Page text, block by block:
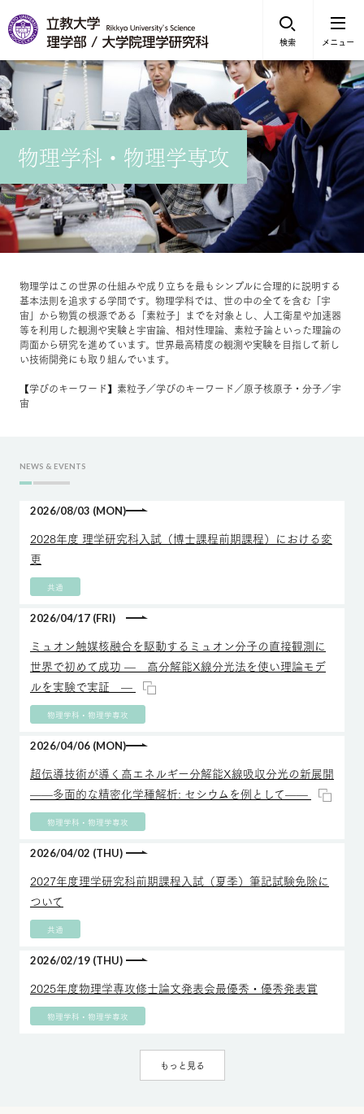
検索 メニュー
物理学科・物理学専攻
物理学はこの世界の仕組みや成り立ちを最もシンプルに合理的に説明する
基本法則を追求する学問です。物理学科では、世の中の全てを含む「宇
宙」から物質の根源である「素粒子」までを対象とし、人工衛星や加速器
等を利用した観測や実験と宇宙論、相対性理論、素粒子論といった理論の
両面から研究を進めています。世界最高精度の観測や実験を目指して新し
い技術開発にも取り組んでいます。
【学びのキーワード】素粒子／学びのキーワード／原子核原子・分子／宇
宙
NEWS & EVENTS
2028年度 理学研究科入試（博士課程前期課程）における変
更
共通
2026/08/03 (MON)
ミュオン触媒核融合を駆動するミュオン分子の直接観測に
世界で初めて成功 — 高分解能X線分光法を使い理論モデ
ルを実験で実証 —
物理学科・物理学専攻
2026/04/17 (FRI)
超伝導技術が導く高エネルギー分解能X線吸収分光の新展開
——多面的な精密化学種解析: セシウムを例として——
物理学科・物理学専攻
2026/04/06 (MON)
2027年度理学研究科前期課程入試（夏季）筆記試験免除に
ついて
共通
2026/04/02 (THU)
2025年度物理学専攻修士論文発表会最優秀・優秀発表賞
物理学科・物理学専攻
2026/02/19 (THU)
もっと見る